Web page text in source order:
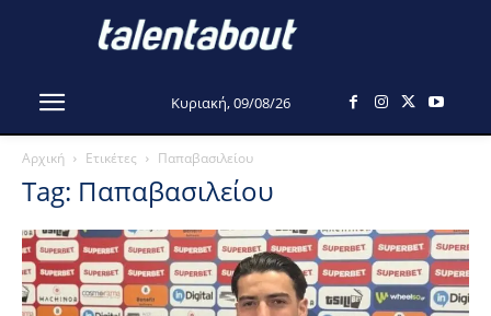
Κυριακή, 09/08/26
Αρχική Ετικέτες Παπαβασιλείου
Tag: Παπαβασιλείου